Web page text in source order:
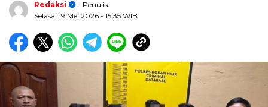
Redaksi
- Penulis
Selasa, 19 Mei 2026 - 15:35 WIB